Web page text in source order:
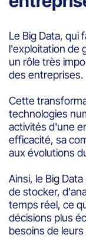
Le Big Data, qui
l'exploitation de
un rôle très
des entreprises.
Cette
technologies
activités d'une
efficacité, sa
aux évolutions
Ainsi, le Big
de stocker,
temps réel, ce
décisions plus
besoins de